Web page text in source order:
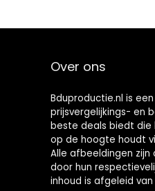
Over ons
Bduproductie.nl is
prijsvergelijkings- en
beste deals biedt die
op de hoogte houdt
Alle afbeeldingen
door hun
inhoud is afgeleid